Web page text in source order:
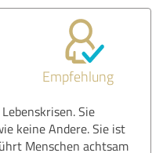
Empfehlung
Sie
keine Andere. Sie ist
Menschen achtsam